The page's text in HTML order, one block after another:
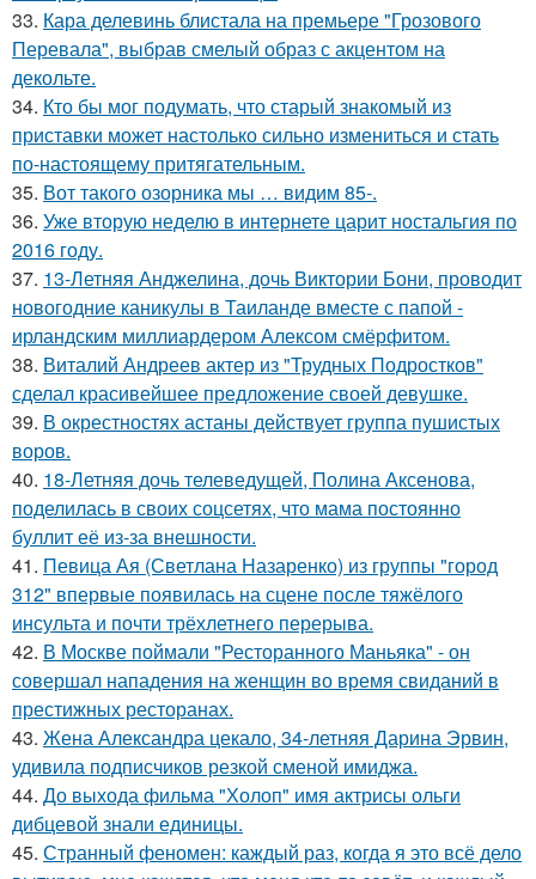
33. Кара делевинь блистала на премьере "Грозового
Перевала", выбрав смелый образ с акцентом на
декольте.
34. Кто бы мог подумать, что старый знакомый из
приставки может настолько сильно измениться и стать
по-настоящему притягательным.
35. Вот такого озорника мы … видим 85-.
36. Уже вторую неделю в интернете царит ностальгия по
2016 году.
37. 13-Летняя Анджелина, дочь Виктории Бони, проводит
новогодние каникулы в Таиланде вместе с папой -
ирландским миллиардером Алексом смёрфитом.
38. Виталий Андреев актер из "Трудных Подростков"
сделал красивейшее предложение своей девушке.
39. В окрестностях астаны действует группа пушистых
воров.
40. 18-Летняя дочь телеведущей, Полина Аксенова,
поделилась в своих соцсетях, что мама постоянно
буллит её из-за внешности.
41. Певица Ая (Светлана Назаренко) из группы "город
312" впервые появилась на сцене после тяжёлого
инсульта и почти трёхлетнего перерыва.
42. В Москве поймали "Ресторанного Маньяка" - он
совершал нападения на женщин во время свиданий в
престижных ресторанах.
43. Жена Александра цекало, 34-летняя Дарина Эрвин,
удивила подписчиков резкой сменой имиджа.
44. До выхода фильма "Холоп" имя актрисы ольги
дибцевой знали единицы.
45. Странный феномен: каждый раз, когда я это всё дело